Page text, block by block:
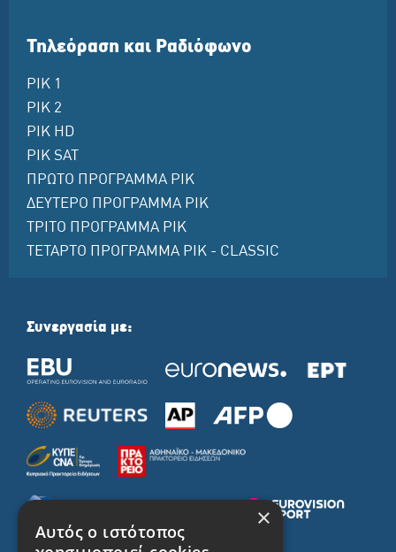
Τηλεόραση και Ραδιόφωνο
ΡΙΚ 1
ΡΙΚ 2
ΡΙΚ HD
ΡΙΚ SAT
ΠΡΩΤΟ ΠΡΟΓΡΑΜΜΑ ΡΙΚ
ΔΕΥΤΕΡΟ ΠΡΟΓΡΑΜΜΑ ΡΙΚ
ΤΡΙΤΟ ΠΡΟΓΡΑΜΜΑ ΡΙΚ
ΤΕΤΑΡΤΟ ΠΡΟΓΡΑΜΜΑ ΡΙΚ - CLASSIC
Συνεργασία με:
×
Αυτός ο ιστότοπος